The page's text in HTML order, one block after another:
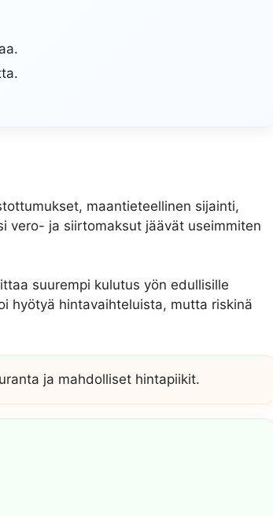
maantieteellinen sijainti,
vero- ja siirtomaksut jäävät useimmiten
suurempi kulutus yön edullisille
hyötyä hintavaihteluista, mutta riskinä
ja mahdolliset hintapiikit.